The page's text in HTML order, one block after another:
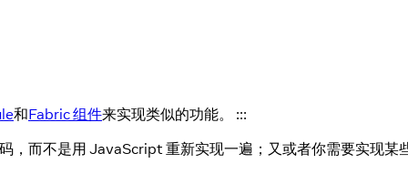
和Fabric 组件来实现类似的功能。 :::
而不是用 JavaScript 重新实现一遍；又或者你需要实现某